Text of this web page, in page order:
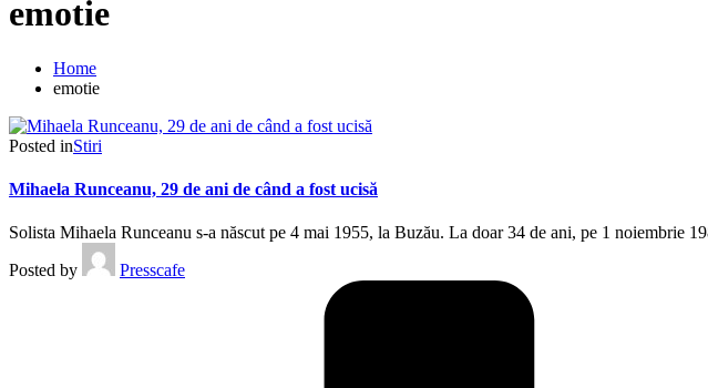
emotie
Home
emotie
Posted inStiri
Mihaela Runceanu, 29 de ani de când a fost ucisă
Solista Mihaela Runceanu s-a născut pe 4 mai 1955, la Buzău. La doar 34 de ani, pe 1 noiembrie
Posted by
Presscafe